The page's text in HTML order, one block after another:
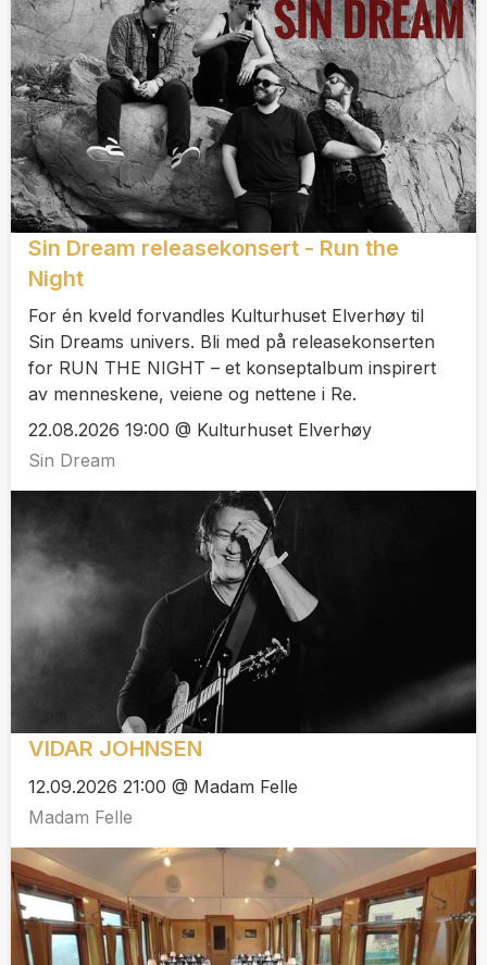
Sin Dream releasekonsert - Run the
Night
For én kveld forvandles Kulturhuset Elverhøy til
Sin Dreams univers. Bli med på releasekonserten
for RUN THE NIGHT – et konseptalbum inspirert
av menneskene, veiene og nettene i Re.
22.08.2026 19:00 @ Kulturhuset Elverhøy
Sin Dream
VIDAR JOHNSEN
12.09.2026 21:00 @ Madam Felle
Madam Felle